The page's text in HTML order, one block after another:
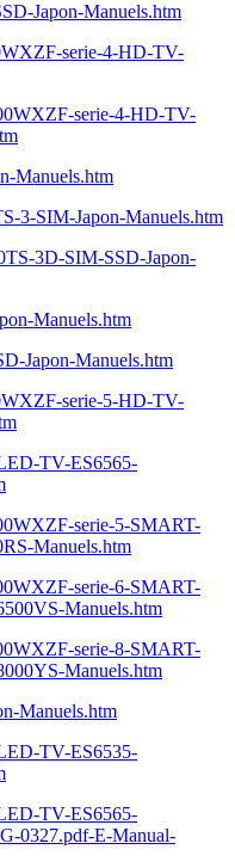
Japon-Manuels.htm
serie-4-HD-TV-
serie-4-HD-TV-
Manuels.htm
3-SIM-Japon-Manuels.htm
3D-SIM-SSD-Japon-
Manuels.htm
Japon-Manuels.htm
serie-5-HD-TV-
TV-ES6565-
serie-5-SMART-
Manuels.htm
serie-6-SMART-
Manuels.htm
serie-8-SMART-
Manuels.htm
Manuels.htm
TV-ES6535-
TV-ES6565-
0327.pdf-E-Manual-